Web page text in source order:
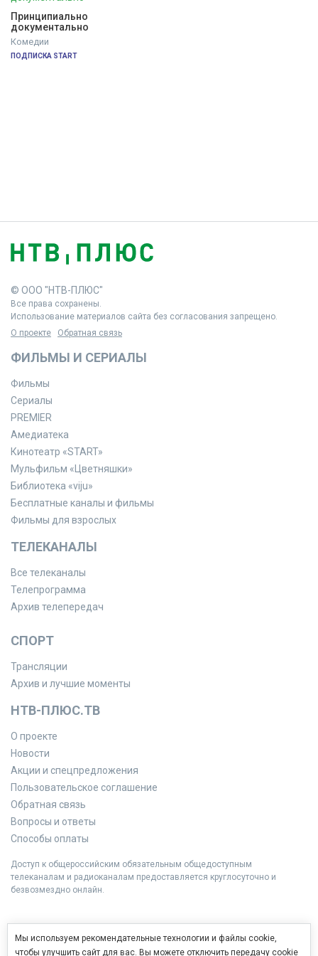
Принципиально
документально
Комедии
ПОДПИСКА START
© ООО "НТВ-ПЛЮС"
Все права сохранены.
Использование материалов сайта без согласования запрещено.
О проекте
Обратная связь
ФИЛЬМЫ И СЕРИАЛЫ
Фильмы
Сериалы
PREMIER
Амедиатека
Кинотеатр «START»
Мульфильм «Цветняшки»
Библиотека «viju»
Бесплатные каналы и фильмы
Фильмы для взрослых
ТЕЛЕКАНАЛЫ
Все телеканалы
Телепрограмма
Архив телепередач
СПОРТ
Трансляции
Архив и лучшие моменты
НТВ-ПЛЮС.ТВ
О проекте
Новости
Акции и спецпредложения
Пользовательское соглашение
Обратная связь
Вопросы и ответы
Способы оплаты
Доступ к общероссийским обязательным общедоступным
телеканалам и радиоканалам предоставляется круглосуточно и
безвозмездно онлайн.
Мы используем рекомендательные технологии и файлы cookie,
чтобы улучшить сайт для вас. Вы можете отключить передачу cookie